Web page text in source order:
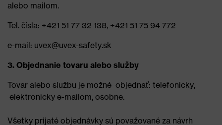
alebo mailom.
Tel. čísla: +421 51 77 32 138, +421 51 75 94 772
e-mail: uvex@uvex-safety.sk
3. Objednanie tovaru alebo služby
Tovar alebo službu je možné objednať: telefonicky,
elektronicky e-mailom, osobne.
Všetky prijaté objednávky sú považované za návrh